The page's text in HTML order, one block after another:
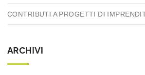
CONTRIBUTI A PROGETTI DI
ARCHIVI